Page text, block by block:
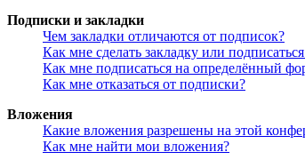
Подписки и закладки
Чем закладки отличаются от подписок?
Как мне сделать закладку или
Как мне подписаться на определённый
Как мне отказаться от подписки?
Вложения
Какие вложения разрешены на этой
Как мне найти мои вложения?